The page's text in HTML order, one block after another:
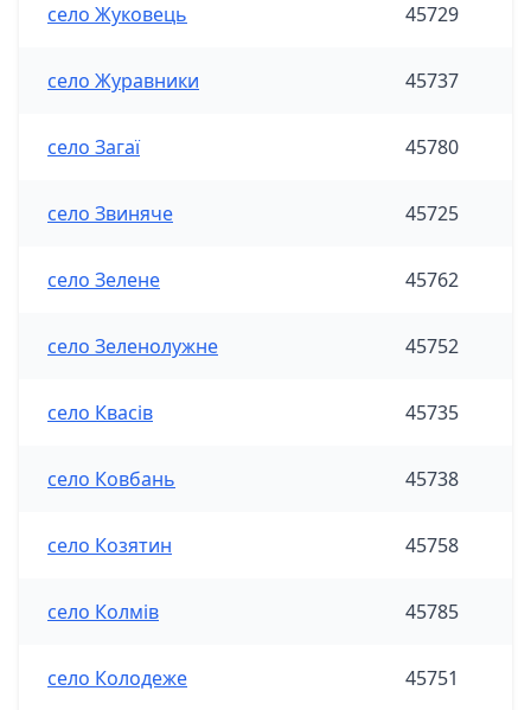
село Жуковець 45729
село Журавники 45737
село Загаї 45780
село Звиняче 45725
село Зелене 45762
село Зеленолужне 45752
село Квасів 45735
село Ковбань 45738
село Козятин 45758
село Колмів 45785
село Колодеже 45751